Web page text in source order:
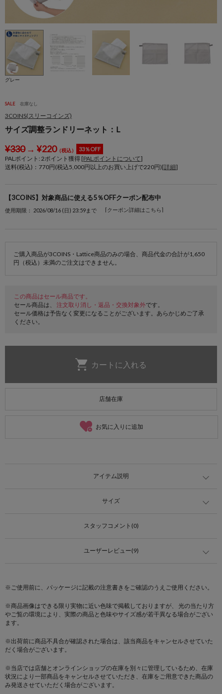
グレー
SALE 在庫なし
3COINS(スリーコインズ)
サイズ調整ランドリーネット：L
¥330→ ¥220（税込） 33％OFF
PALポイント: 2ポイント獲得 [PALポイントについて]
送料(税込)：770円(税込5,000円以上のお買い上げで220円)[詳細]
【3COINS】対象商品に使える5％OFFクーポン配布中
使用期限： 2026/08/16 (日) 23:59まで [クーポン詳細はこちら]
ご購入商品が3COINS・Lattice商品のみの場合、商品代金の合計が1,650
円（税込）未満のご注文はできません。
この商品はセール商品です。
セール商品は、 注文取り消し・返品・交換対象外です。
セール価格は予告なく変更になることがございます。あらかじめご了承
ください。
店舗在庫
お気に入りに追加
アイテム説明
サイズ
スタッフコメント(0)
ユーザーレビュー(9)
※ご使用前に、パッケージに記載の注意書きをご確認のうえご使用ください。
※商品画像はできる限り実物に近い色味で掲載しておりますが、 光の当たり方
やご覧の環境により、実際の商品と色味やサイズ感が若干異なる場合がござい
ます。
※出荷前に商品不具合が確認された場合は、該当商品をキャンセルさせていた
だく場合がございます。
※当店では店舗とオンラインショップの在庫を別々に管理しているため、在庫
状況により一部商品をキャンセルさせていただき、在庫をご用意できた商品の
み発送させていただく場合がございます。